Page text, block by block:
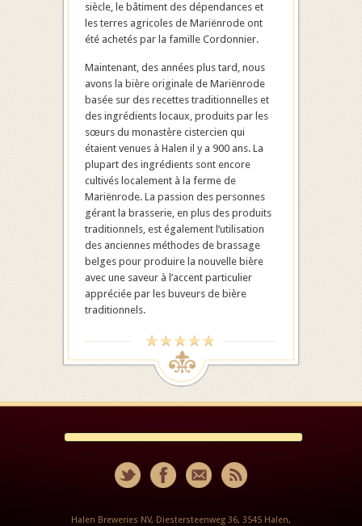
siècle, le bâtiment des dépendances et
les terres agricoles de Mariënrode ont
été achetés par la famille Cordonnier.
Maintenant, des années plus tard, nous
avons la bière originale de Mariënrode
basée sur des recettes traditionnelles et
des ingrédients locaux, produits par les
sœurs du monastère cistercien qui
étaient venues à Halen il y a 900 ans. La
plupart des ingrédients sont encore
cultivés localement à la ferme de
Mariënrode. La passion des personnes
gérant la brasserie, en plus des produits
traditionnels, est également l’utilisation
des anciennes méthodes de brassage
belges pour produire la nouvelle bière
avec une saveur à l’accent particulier
appréciée par les buveurs de bière
traditionnels.
Halen Breweries NV, Diestersteenweg 36, 3545 Halen,